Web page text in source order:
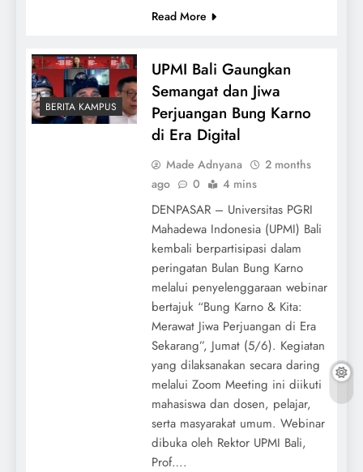
Read More
BERITA KAMPUS
UPMI Bali Gaungkan
Semangat dan Jiwa
Perjuangan Bung Karno
di Era Digital
Made Adnyana
2 months
ago
0 4 mins
DENPASAR – Universitas PGRI
Mahadewa Indonesia (UPMI) Bali
kembali berpartisipasi dalam
peringatan Bulan Bung Karno
melalui penyelenggaraan webinar
bertajuk “Bung Karno & Kita:
Merawat Jiwa Perjuangan di Era
Sekarang”, Jumat (5/6). Kegiatan
yang dilaksanakan secara daring
melalui Zoom Meeting ini diikuti
mahasiswa dan dosen, pelajar,
serta masyarakat umum. Webinar
dibuka oleh Rektor UPMI Bali,
Prof….